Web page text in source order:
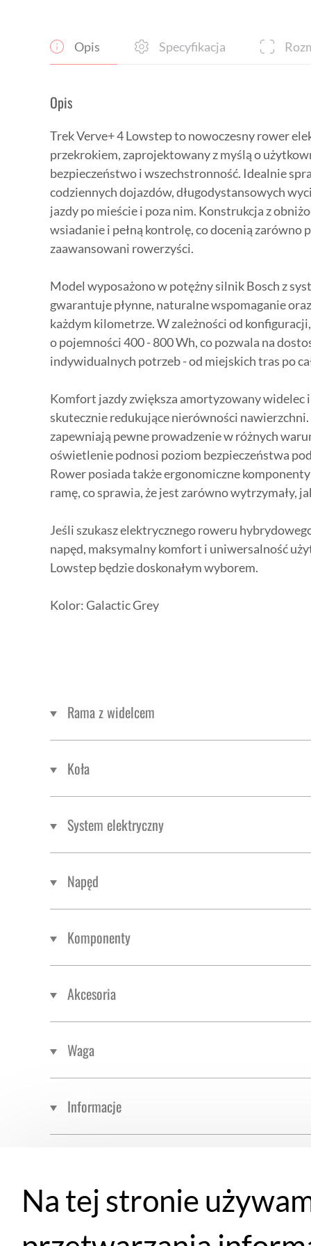
Opis Specyfikacja
Opis
Trek Verve+ 4 Lowstep to nowoczesny rower
przekrokiem, zaprojektowany z myślą o
bezpieczeństwo i wszechstronność. Idealnie
codziennych dojazdów, długodystansowych
jazdy po mieście i poza nim. Konstrukcja z
wsiadanie i pełną kontrolę, co docenią zarówno
zaawansowani rowerzyści.
Model wyposażono w potężny silnik Bosch z
gwarantuje płynne, naturalne wspomaganie
każdym kilometrze. W zależności od
o pojemności 400 - 800 Wh, co pozwala na
indywidualnych potrzeb - od miejskich tras po
Komfort jazdy zwiększa amortyzowany widelec
skutecznie redukujące nierówności
zapewniają pewne prowadzenie w różnych
oświetlenie podnosi poziom bezpieczeństwa
Rower posiada także ergonomiczne
ramę, co sprawia, że jest zarówno wytrzymały,
Jeśli szukasz elektrycznego roweru
napęd, maksymalny komfort i uniwersalność
Lowstep będzie doskonałym wyborem.
Kolor: Galactic Grey
Rama z widelcem
Koła
System elektryczny
Napęd
Komponenty
Akcesoria
Waga
Informacje
Na tej stronie